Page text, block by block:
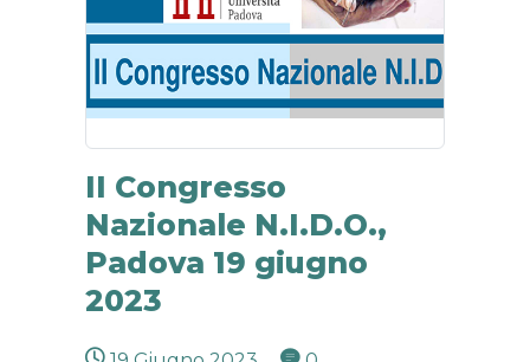
II Congresso
Nazionale N.I.D.O.,
Padova 19 giugno
2023